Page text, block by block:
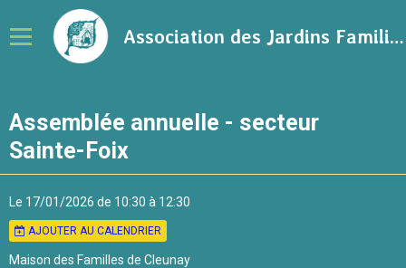
Association des Jardins Familiaux de la Ville de Rennes
Calendrier
Ressources sur le jardinage
Blog
Assemblée annuelle - secteur
Sainte-Foix
Le 17/01/2026 de 10:30 à 12:30
AJOUTER AU CALENDRIER
Maison des Familles de Cleunay